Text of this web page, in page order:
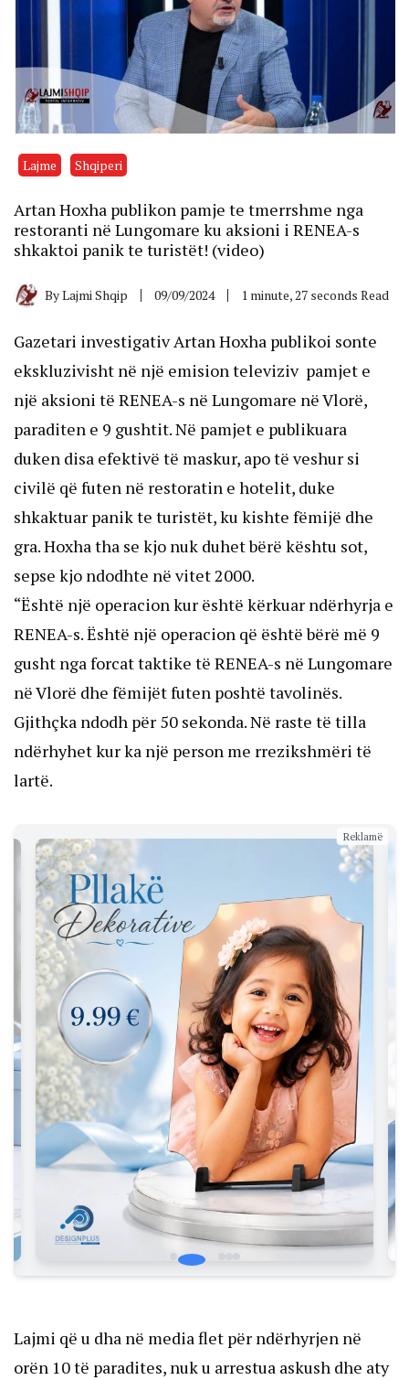
Lajme Shqiperi
Artan Hoxha publikon pamje te tmerrshme nga
restoranti në Lungomare ku aksioni i RENEA-s
shkaktoi panik te turistët! (video)
ByLajmi Shqip 09/09/2024 1 minute, 27 seconds Read
Gazetari investigativ Artan Hoxha publikoi sonte
ekskluzivisht në një emision televiziv pamjet e
një aksioni të RENEA-s në Lungomare në Vlorë,
paraditen e 9 gushtit. Në pamjet e publikuara
duken disa efektivë të maskur, apo të veshur si
civilë që futen në restoratin e hotelit, duke
shkaktuar panik te turistët, ku kishte fëmijë dhe
gra. Hoxha tha se kjo nuk duhet bërë kështu sot,
sepse kjo ndodhte në vitet 2000.
“Është një operacion kur është kërkuar ndërhyrja e
RENEA-s. Është një operacion që është bërë më 9
gusht nga forcat taktike të RENEA-s në Lungomare
në Vlorë dhe fëmijët futen poshtë tavolinës.
Gjithçka ndodh për 50 sekonda. Në raste të tilla
ndërhyhet kur ka një person me rrezikshmëri të
lartë.
Reklamë
Lajmi që u dha në media flet për ndërhyrjen në
orën 10 të paradites, nuk u arrestua askush dhe aty